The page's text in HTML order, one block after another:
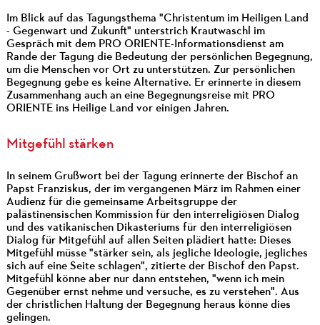
Im Blick auf das Tagungsthema "Christentum im Heiligen Land
- Gegenwart und Zukunft" unterstrich Krautwaschl im
Gespräch mit dem PRO ORIENTE-Informationsdienst am
Rande der Tagung die Bedeutung der persönlichen Begegnung,
um die Menschen vor Ort zu unterstützen. Zur persönlichen
Begegnung gebe es keine Alternative. Er erinnerte in diesem
Zusammenhang auch an eine Begegnungsreise mit PRO
ORIENTE ins Heilige Land vor einigen Jahren.
Mitgefühl stärken
In seinem Grußwort bei der Tagung erinnerte der Bischof an
Papst Franziskus, der im vergangenen März im Rahmen einer
Audienz für die gemeinsame Arbeitsgruppe der
palästinensischen Kommission für den interreligiösen Dialog
und des vatikanischen Dikasteriums für den interreligiösen
Dialog für Mitgefühl auf allen Seiten plädiert hatte: Dieses
Mitgefühl müsse "stärker sein, als jegliche Ideologie, jegliches
sich auf eine Seite schlagen", zitierte der Bischof den Papst.
Mitgefühl könne aber nur dann entstehen, "wenn ich mein
Gegenüber ernst nehme und versuche, es zu verstehen". Aus
der christlichen Haltung der Begegnung heraus könne dies
gelingen.